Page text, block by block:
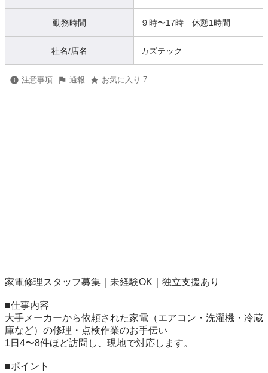
勤務時間 ９時〜17時 休憩1時間
社名/店名 カズテック
注意事項 通報 お気に入り 7
家電修理スタッフ募集｜未経験OK｜独立支援あり
■仕事内容
大手メーカーから依頼された家電（エアコン・洗濯機・冷蔵
庫など）の修理・点検作業のお手伝い
1日4〜8件ほど訪問し、現地で対応します。
■ポイント